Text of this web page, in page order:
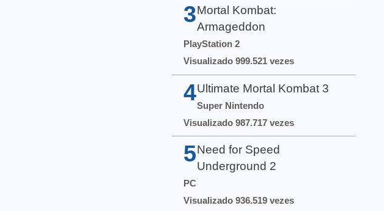
3 Mortal Kombat:
Armageddon
PlayStation 2
Visualizado 999.521 vezes
4 Ultimate Mortal Kombat 3
Super Nintendo
Visualizado 987.717 vezes
5 Need for Speed
Underground 2
PC
Visualizado 936.519 vezes